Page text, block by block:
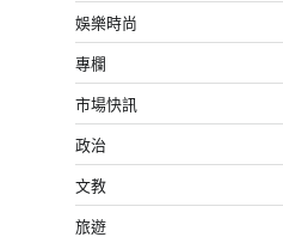
娛樂時尚
專欄
市場快訊
政治
文教
旅遊